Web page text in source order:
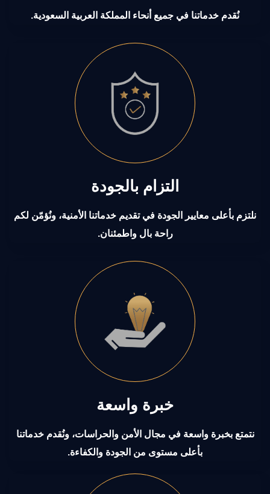
نُقدم خدماتنا في جميع أنحاء المملكة العربية السعودية.
التزام بالجودة
نلتزم بأعلى معايير الجودة في تقديم خدماتنا الأمنية، ونُؤمّن لكم
راحة بال واطمئنان.
خبرة واسعة
نتمتع بخبرة واسعة في مجال الأمن والحراسات، ونُقدم خدماتنا
بأعلى مستوى من الجودة والكفاءة.